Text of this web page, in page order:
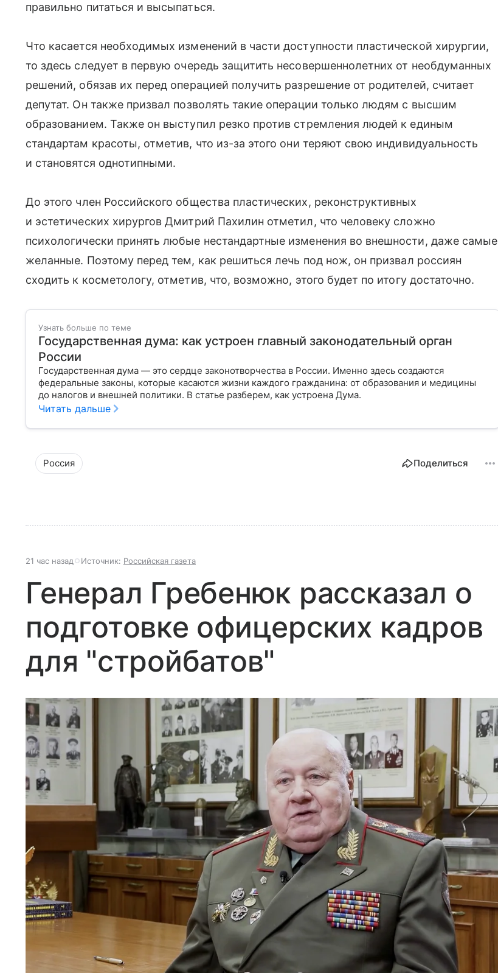
правильно питаться и высыпаться.
Что касается необходимых изменений в части доступности пластической хирургии,
то здесь следует в первую очередь защитить несовершеннолетних от необдуманных
решений, обязав их перед операцией получить разрешение от родителей, считает
депутат. Он также призвал позволять такие операции только людям с высшим
образованием. Также он выступил резко против стремления людей к единым
стандартам красоты, отметив, что из-за этого они теряют свою индивидуальность
и становятся однотипными.
До этого член Российского общества пластических, реконструктивных
и эстетических хирургов Дмитрий Пахилин отметил, что человеку сложно
психологически принять любые нестандартные изменения во внешности, даже самые
желанные. Поэтому перед тем, как решиться лечь под нож, он призвал россиян
сходить к косметологу, отметив, что, возможно, этого будет по итогу достаточно.
Узнать больше по теме
Государственная дума: как устроен главный законодательный орган
России
Государственная дума — это сердце законотворчества в России. Именно здесь создаются
федеральные законы, которые касаются жизни каждого гражданина: от образования и медицины
до налогов и внешней политики. В статье разберем, как устроена Дума.
Читать дальше
Россия Поделиться
21 час назад Источник: Российская газета
Генерал Гребенюк рассказал о
подготовке офицерских кадров
для "стройбатов"